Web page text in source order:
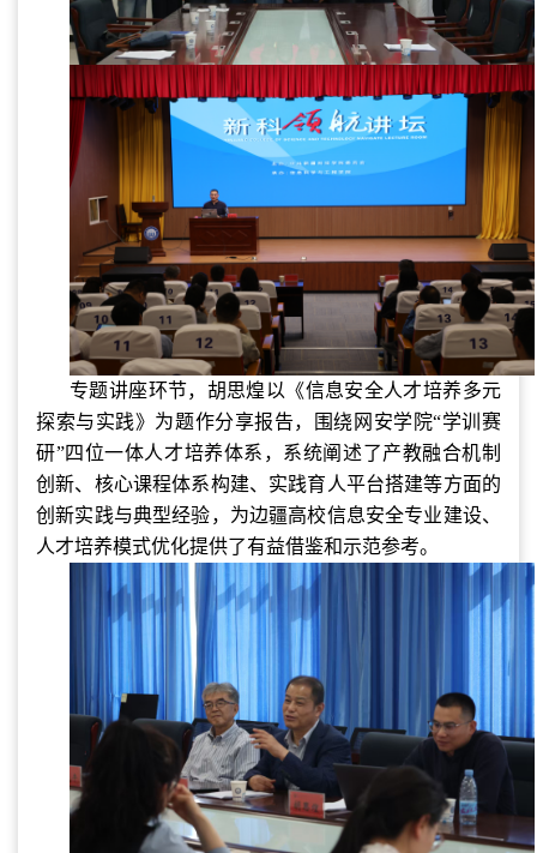
专题讲座环节，胡思煌以《信息安全人才培养多元
探索与实践》为题作分享报告，围绕网安学院“学训赛
研”四位一体人才培养体系，系统阐述了产教融合机制
创新、核心课程体系构建、实践育人平台搭建等方面的
创新实践与典型经验，为边疆高校信息安全专业建设、
人才培养模式优化提供了有益借鉴和示范参考。